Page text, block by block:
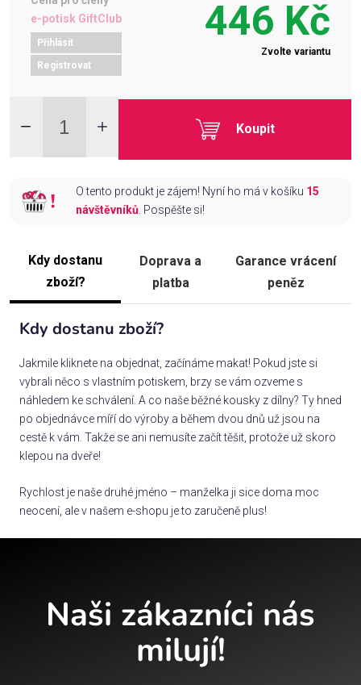
e-potisk GiftClub
Přihlásit
Registrovat
446 Kč
Zvolte variantu
Koupit
O tento produkt je zájem! Nyní ho má v košíku 15
návštěvníků. Pospěšte si!
Kdy dostanu
zboží?
Doprava a
platba
Garance vrácení
peněz
Kdy dostanu zboží?
Jakmile kliknete na objednat, začínáme makat! Pokud jste si
vybrali něco s vlastním potiskem, brzy se vám ozveme s
náhledem ke schválení. A co naše běžné kousky z dílny? Ty hned
po objednávce míří do výroby a během dvou dnů už jsou na
cestě k vám. Takže se ani nemusíte začít těšit, protože už skoro
klepou na dveře!
Rychlost je naše druhé jméno – manželka ji sice doma moc
neocení, ale v našem e-shopu je to zaručeně plus!
Naši zákazníci nás
milují!